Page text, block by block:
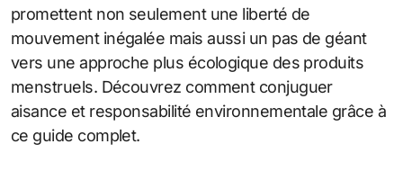
promettent non seulement une liberté de
mouvement inégalée mais aussi un pas de géant
vers une approche plus écologique des produits
menstruels. Découvrez comment conjuguer
aisance et responsabilité environnementale grâce à
ce guide complet.